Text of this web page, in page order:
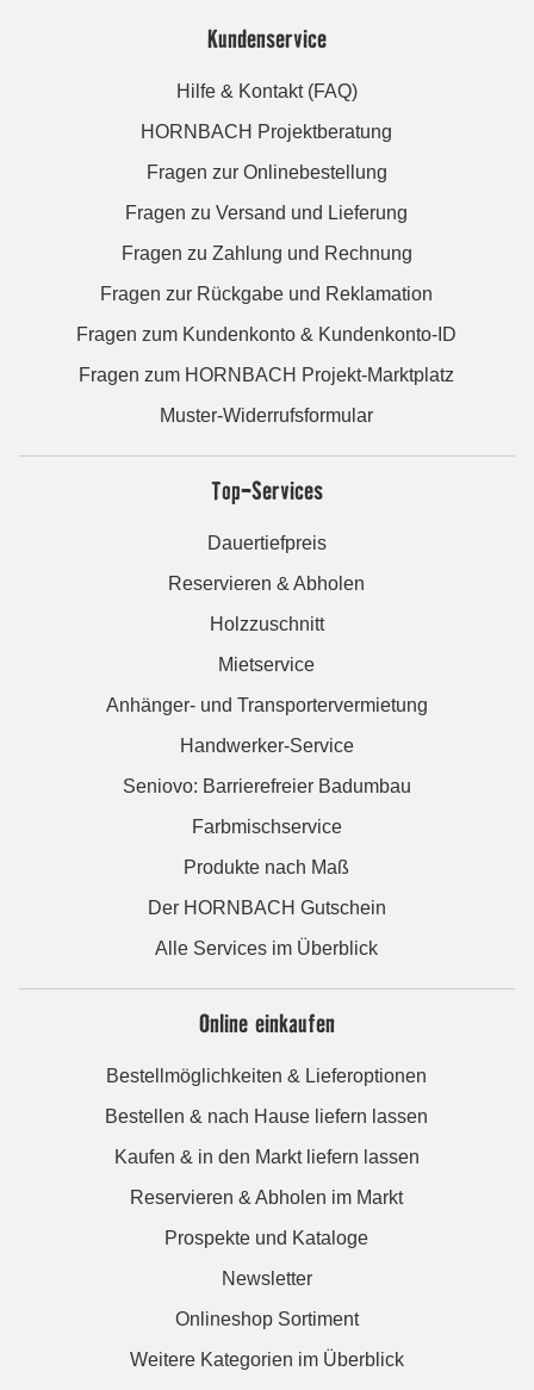
Kundenservice
Hilfe & Kontakt (FAQ)
HORNBACH Projektberatung
Fragen zur Onlinebestellung
Fragen zu Versand und Lieferung
Fragen zu Zahlung und Rechnung
Fragen zur Rückgabe und Reklamation
Fragen zum Kundenkonto & Kundenkonto-ID
Fragen zum HORNBACH Projekt-Marktplatz
Muster-Widerrufsformular
Top-Services
Dauertiefpreis
Reservieren & Abholen
Holzzuschnitt
Mietservice
Anhänger- und Transportervermietung
Handwerker-Service
Seniovo: Barrierefreier Badumbau
Farbmischservice
Produkte nach Maß
Der HORNBACH Gutschein
Alle Services im Überblick
Online einkaufen
Bestellmöglichkeiten & Lieferoptionen
Bestellen & nach Hause liefern lassen
Kaufen & in den Markt liefern lassen
Reservieren & Abholen im Markt
Prospekte und Kataloge
Newsletter
Onlineshop Sortiment
Weitere Kategorien im Überblick